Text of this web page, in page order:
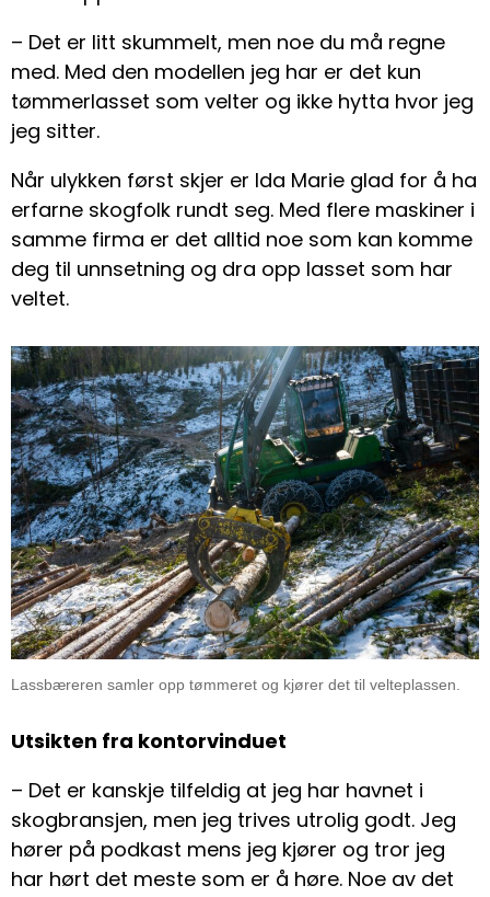
– Det er litt skummelt, men noe du må regne
med. Med den modellen jeg har er det kun
tømmerlasset som velter og ikke hytta hvor jeg
jeg sitter.
Når ulykken først skjer er Ida Marie glad for å ha
erfarne skogfolk rundt seg. Med flere maskiner i
samme firma er det alltid noe som kan komme
deg til unnsetning og dra opp lasset som har
veltet.
Lassbæreren samler opp tømmeret og kjører det til velteplassen.
Utsikten fra kontorvinduet
– Det er kanskje tilfeldig at jeg har havnet i
skogbransjen, men jeg trives utrolig godt. Jeg
hører på podkast mens jeg kjører og tror jeg
har hørt det meste som er å høre. Noe av det